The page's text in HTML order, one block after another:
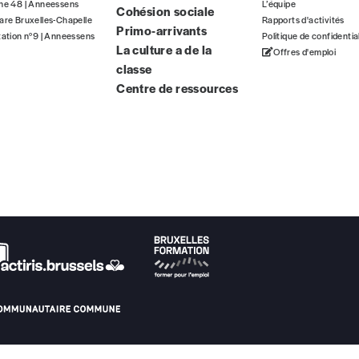
commandez au numéro.
papier ou numérique.
IBAN BE34 0010 7305 2190
moment, même après avoir reçu plusieurs numéros. Ce
Par numéro
48 | Anneessens
Bruxelles-Chapelle
n°9 | Anneessens
Cohésion sociale
Primo-arrivants
La culture a de la
classe
Centre de ressources
L’équipe
Rapports d'activités
Politique de
Offres d'emploi